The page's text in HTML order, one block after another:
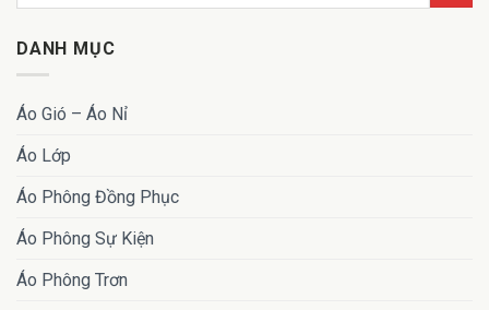
DANH MỤC
Áo Gió – Áo Nỉ
Áo Lớp
Áo Phông Đồng Phục
Áo Phông Sự Kiện
Áo Phông Trơn